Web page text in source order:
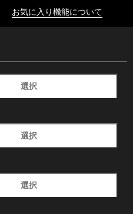
お気に入り機能について
選択
選択
選択